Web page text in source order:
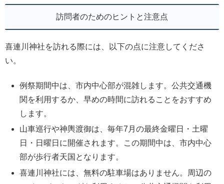
訪問者のためのヒントと注意点
喜連川神社を訪れる際には、以下の点に注意してくださ
い。
例祭期間中は、市内中心部が混雑します。公共交通機
関を利用するか、早めの時間に訪れることをおすすめ
します。
山車巡行や神輿渡御は、毎年7月の最終金曜日・土曜
日・日曜日に開催されます。この期間中は、市内中心
部が歩行者天国となります。
喜連川神社には、無料の駐車場はありません。周辺の